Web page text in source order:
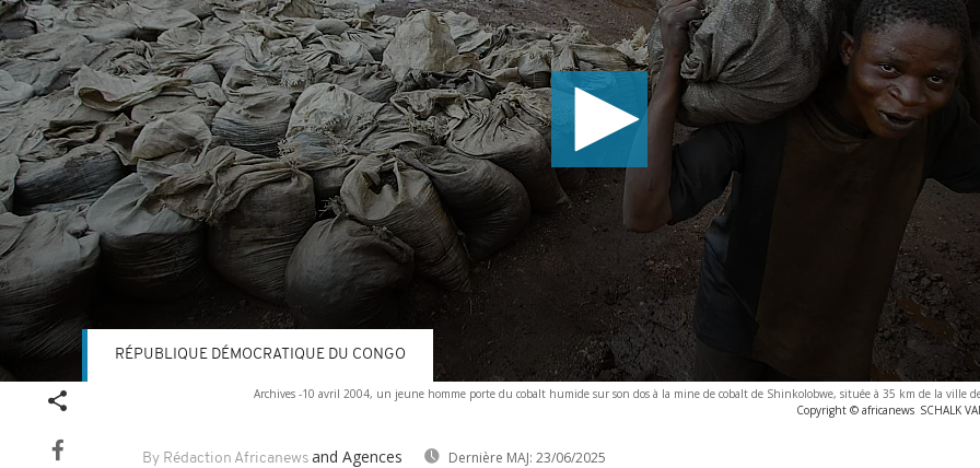
Archives -10 avril 2004, un jeune homme porte du cobalt humide sur son dos à la mine de cobalt de Shinkolobwe, située à 35 km de la ville
Copyright © africanews SCHALK
By Rédaction Africanews and Agences Dernière MAJ: 23/06/2025
RÉPUBLIQUE DÉMOCRATIQUE DU CONGO